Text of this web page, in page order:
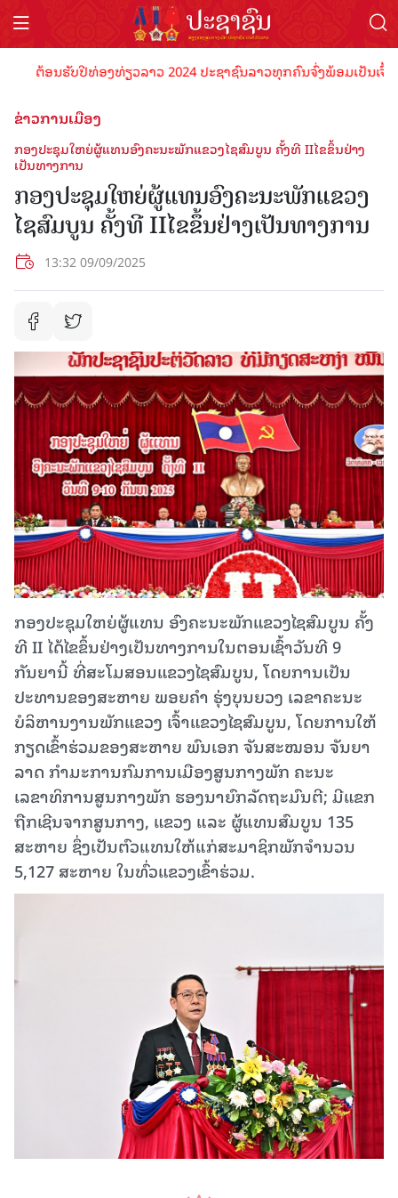
ຕ້ອນຮັບປີທ່ອງທ່ຽວລາວ 2024 ປະຊາຊົນລາວທຸກຄົນຈົ່ງພ້ອມເປັນເຈົ້າ
ຂ່າວການເມືອງ
ກອງປະຊຸມໃຫຍ່ຜູ້ແທນອົງຄະນະພັກແຂວງໄຊສົມບູນ ຄັ້ງທີ IIໄຂຂຶ້ນຢ່າງ
ເປັນທາງການ
ກອງປະຊຸມໃຫຍ່ຜູ້ແທນອົງຄະນະພັກແຂວງ
ໄຊສົມບູນ ຄັ້ງທີ IIໄຂຂຶ້ນຢ່າງເປັນທາງການ
13:32 09/09/2025
ກອງປະຊຸມໃຫຍ່ຜູ້ແທນ ອົງຄະນະພັກແຂວງໄຊສົມບູນ ຄັ້ງ
ທີ II ໄດ້ໄຂຂຶ້ນຢ່າງເປັນທາງການໃນຕອນເຊົ້າວັນທີ 9
ກັນຍານີ້ ທີ່ສະໂມສອນແຂວງໄຊສົມບູນ, ໂດຍການເປັນ
ປະທານຂອງສະຫາຍ ພອຍຄໍາ ຮຸ່ງບຸນຍວງ ເລຂາຄະນະ
ບໍລິຫານງານພັກແຂວງ ເຈົ້າແຂວງໄຊສົມບູນ, ໂດຍການໃຫ້
ກຽດເຂົ້າຮ່ວມຂອງສະຫາຍ ພົນເອກ ຈັນສະໝອນ ຈັນຍາ
ລາດ ກໍາມະການກົມການເມືອງສູນກາງພັກ ຄະນະ
ເລຂາທິການສູນກາງພັກ ຮອງນາຍົກລັດຖະມົນຕີ; ມີແຂກ
ຖືກເຊີນຈາກສູນກາງ, ແຂວງ ແລະ ຜູ້ແທນສົມບູນ 135
ສະຫາຍ ຊຶ່ງເປັນຕົວແທນໃຫ້ແກ່ສະມາຊິກພັກຈໍານວນ
5,127 ສະຫາຍ ໃນທົ່ວແຂວງເຂົ້າຮ່ວມ.